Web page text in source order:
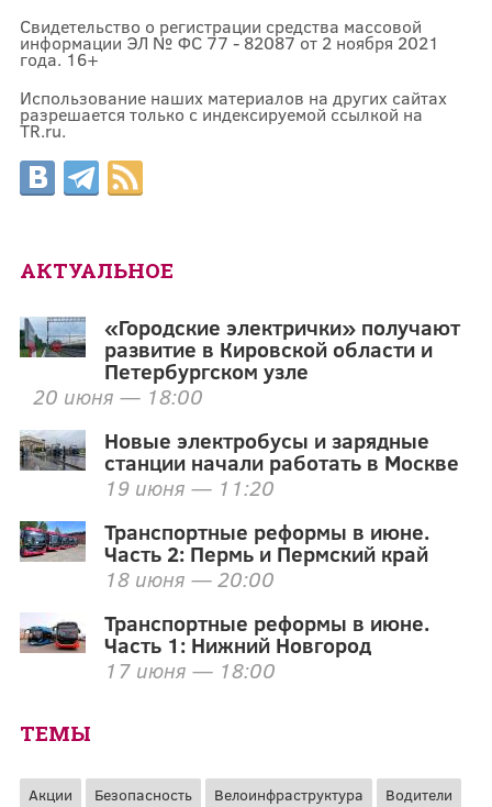
Свидетельство о регистрации средства массовой
информации ЭЛ № ФС 77 - 82087 от 2 ноября 2021
года. 16+
Использование наших материалов на других сайтах
разрешается только с индексируемой ссылкой на
TR.ru.
АКТУАЛЬНОЕ
«Городские электрички» получают
развитие в Кировской области и
Петербургском узле
20 июня — 18:00
Новые электробусы и зарядные
станции начали работать в Москве
19 июня — 11:20
Транспортные реформы в июне.
Часть 2: Пермь и Пермский край
18 июня — 20:00
Транспортные реформы в июне.
Часть 1: Нижний Новгород
17 июня — 18:00
ТЕМЫ
Акции Безопасность Велоинфраструктура Водители